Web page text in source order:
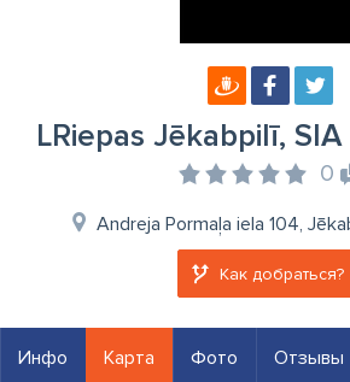
LRiepas Jēkabpilī,
0
Andreja Pormaļa iela 104,
Как добраться?
Инфо Карта Фото Отзывы